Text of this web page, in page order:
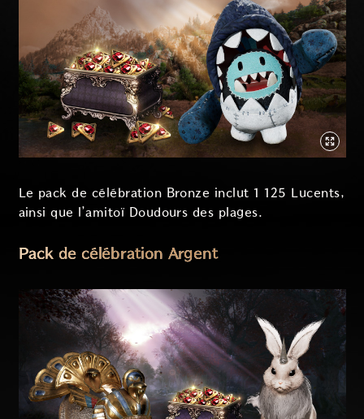
Le pack de célébration Bronze inclut 1 125 Lucents,
ainsi que l’amitoï Doudours des plages.
Pack de célébration Argent